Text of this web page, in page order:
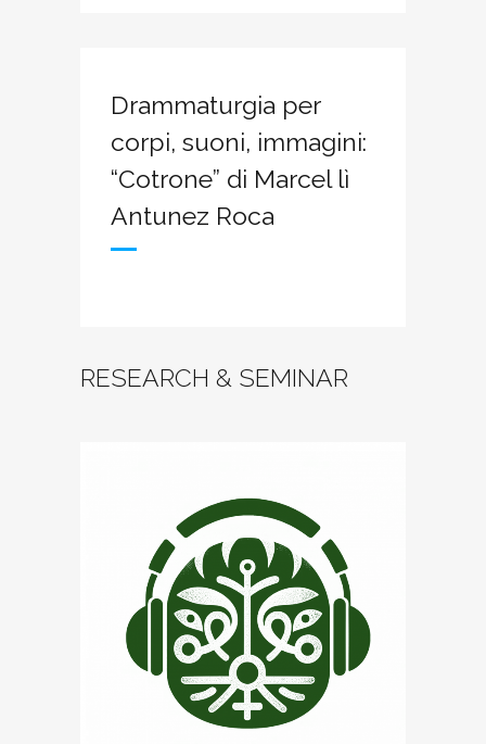
Drammaturgia per
corpi, suoni, immagini:
“Cotrone” di Marcel lì
Antunez Roca
RESEARCH & SEMINAR